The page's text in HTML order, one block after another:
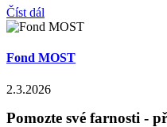
Číst dál
Fond MOST
2.3.2026
Pomozte své farnosti -